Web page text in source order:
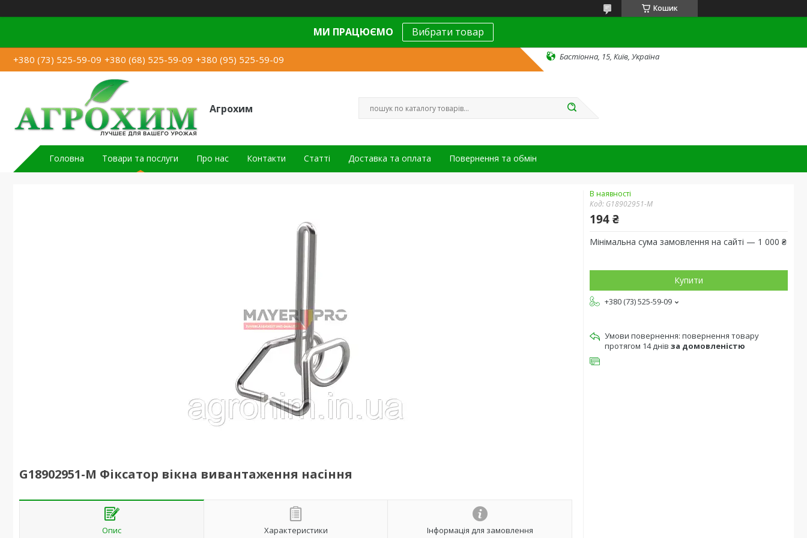
Кошик
МИ ПРАЦЮЄМО Вибрати товар
+380 (73) 525-59-09 +380 (68) 525-59-09 +380 (95) 525-59-09 Бастіонна, 15, Київ, Україна
Агрохим
Головна Товари та послуги Про нас Контакти Статті Доставка та оплата Повернення та обмін
G18902951-M Фіксатор вікна вивантаження насіння
Опис Характеристики Інформація для замовлення
В наявності
Код: G18902951-M
194 ₴
Мінімальна сума замовлення на сайті — 1 000 ₴
Купити
+380 (73) 525-59-09
повернення товару
протягом 14 днів за домовленістю